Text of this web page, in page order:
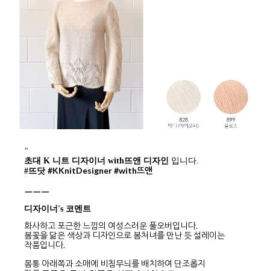
"
초대 K 니트 디자이너 with뜨앤 디자인
입니다.
#뜨닷 #KKnitDesigner#with뜨앤
ㅡㅡㅡ
디자이너's 코멘트
화사하고 포근한 느낌의 여성스러운 풀오버입니다.
봄꽃을 닮은 색상과 디자인으로 봄처녀를 만난 듯 설레이는
작품입니다.
몸통 아래쪽과 소매에 비침무늬를 배치하여 단조롭지